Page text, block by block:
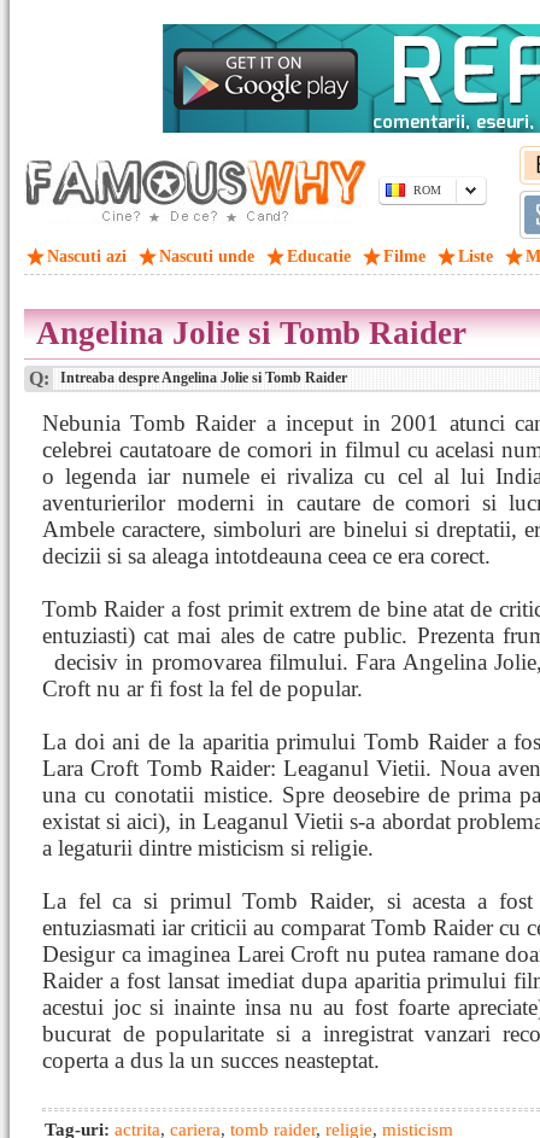
ROM
Nascuti azi Nascuti unde Educatie Filme Liste
Angelina Jolie si Tomb Raider
Q: Intreaba despre Angelina Jolie si Tomb Raider
Nebunia Tomb Raider a inceput in 2001 atunci
celebrei cautatoare de comori in filmul cu acelasi
o legenda iar numele ei rivaliza cu cel al lui
aventurierilor moderni in cautare de comori si
Ambele caractere, simboluri are binelui si dreptatii,
decizii si sa aleaga intotdeauna ceea ce era corect.
Tomb Raider a fost primit extrem de bine atat de
entuziasti) cat mai ales de catre public. Prezenta
decisiv in promovarea filmului. Fara Angelina
Croft nu ar fi fost la fel de popular.
La doi ani de la aparitia primului Tomb Raider a
Lara Croft Tomb Raider: Leaganul Vietii. Noua
una cu conotatii mistice. Spre deosebire de prima
existat si aici), in Leaganul Vietii s-a abordat
a legaturii dintre misticism si religie.
La fel ca si primul Tomb Raider, si acesta a
entuziasmati iar criticii au comparat Tomb Raider cu
Desigur ca imaginea Larei Croft nu putea ramane
Raider a fost lansat imediat dupa aparitia primului
acestui joc si inainte insa nu au fost foarte
bucurat de popularitate si a inregistrat vanzari
coperta a dus la un succes neasteptat.
Tag-uri: actrita, cariera, tomb raider, religie, misticism